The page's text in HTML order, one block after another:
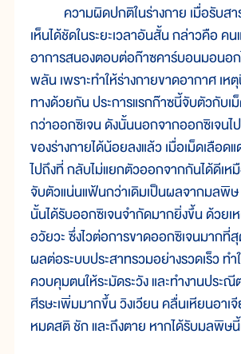
ความผิดปกติในร่างกาย เมื่อรับสา
เห็นได้ชัดในระยะเวลาอันสั้น กล่าวคือ ค
อาการสนองตอบต่อก๊าซคาร์บอนมอนอ
พลัน เพราะทำให้ร่างกายขาดอากาศ เห
ทางด้วยกัน ประการแรกก๊าซนี้จับตัวกับเ
กว่าออกซิเจน ดังนั้นนอกจากออกซิเจนไ
ของร่างกายได้น้อยลงแล้ว เมื่อเม็ดเลือด
ไปถึงที่ กลับไม่แยกตัวออกจากกันได้ดีเห
จับตัวแน่นแฟ้นกว่าเดิมเป็นผลจากมลพิษ
นั้นได้รับออกซิเจนจำกัดมากยิ่งขึ้น ด้วยเ
อวัยวะ ซึ่งไวต่อการขาดออกซิเจนมากที่
ผลต่อระบบประสาทรวมอย่างรวดเร็ว ทำ
ควบคุมตนให้ระมัดระวัง และทำงานประ
ศีรษะเพิ่มมากขึ้น วิงเวียน คลื่นเหียนอาเ
หมดสติ ชัก และถึงตาย หากได้รับมลพิษ